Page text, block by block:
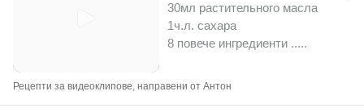
30мл растительного масла
1ч.л. сахара
8 повече ингредиенти .....
Рецепти за видеоклипове, направени от Антон